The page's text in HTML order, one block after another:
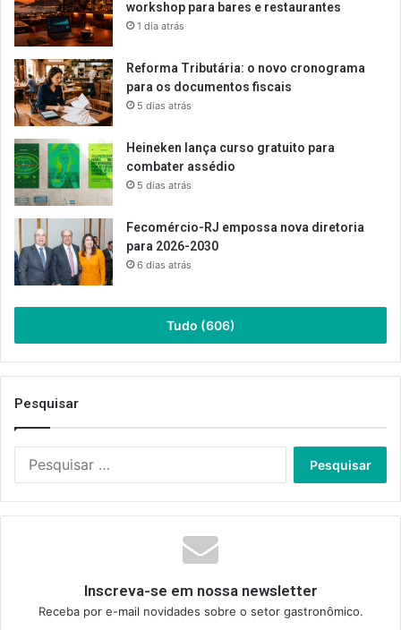
workshop para bares e restaurantes
1 dia atrás
Reforma Tributária: o novo cronograma
para os documentos fiscais
5 dias atrás
Heineken lança curso gratuito para
combater assédio
5 dias atrás
Fecomércio-RJ empossa nova diretoria
para 2026-2030
6 dias atrás
Tudo (606)
Pesquisar
Inscreva-se em nossa newsletter
Receba por e-mail novidades sobre o setor gastronômico.